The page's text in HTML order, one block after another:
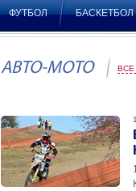
ФУТБОЛ БАСКЕТБОЛ
АВТО-МОТО ВСЕ